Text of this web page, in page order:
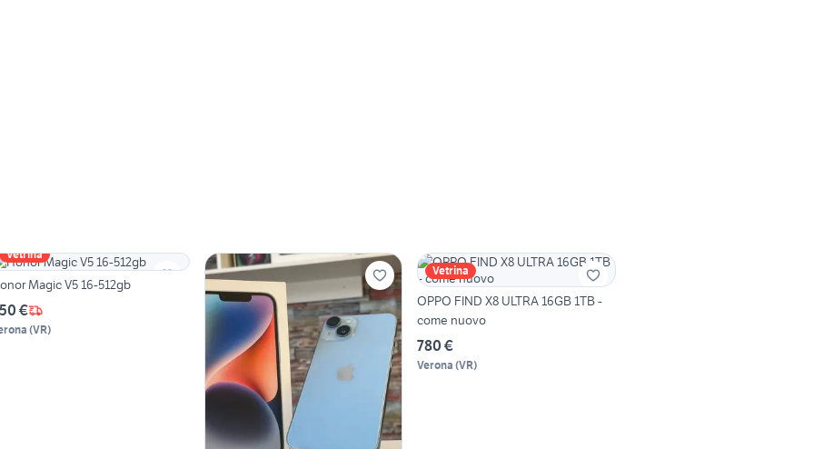
Vetrina
Magic V5 16-512gb
€
(VR)
Vetrina
OPPO FIND X8 ULTRA 16GB 1TB -
come nuovo
780 €
Verona (VR)